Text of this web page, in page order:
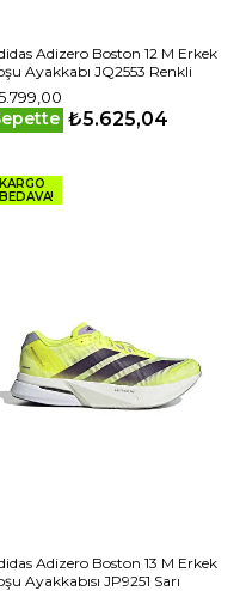
Adizero Boston 12 M Erkek
Ayakkabı JQ2553 Renkli
₺5.625,04
KARGO
BEDAVA!
Adizero Boston 13 M Erkek
Ayakkabısı JP9251 Sarı